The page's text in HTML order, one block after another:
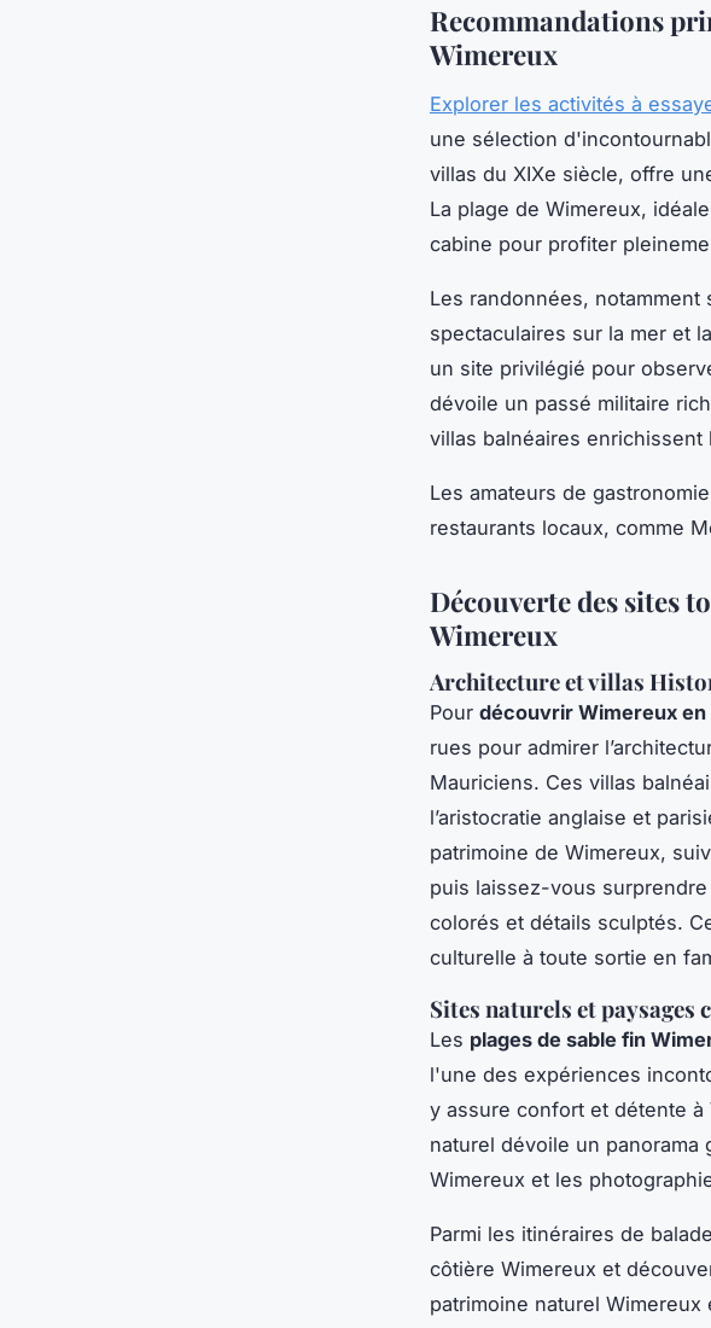
Recommandations
Wimereux
Explorer les activités à
une sélection
villas du XIXe siècle, offre
La plage de Wimereux,
cabine pour profiter
Les randonnées,
spectaculaires sur la mer et
un site privilégié pour
dévoile un passé militaire
villas balnéaires
Les amateurs de
restaurants locaux, comme
Découverte des sites
Wimereux
Architecture et villas
Pour découvrir Wimereux
rues pour admirer
Mauriciens. Ces villas
l’aristocratie anglaise et
patrimoine de Wimereux,
puis laissez-vous
colorés et détails sculptés.
culturelle à toute sortie en
Sites naturels et paysages
Les plages de sable fin
l'une des expériences
y assure confort et détente à
naturel dévoile un
Wimereux et les
Parmi les itinéraires de
côtière Wimereux et
patrimoine naturel